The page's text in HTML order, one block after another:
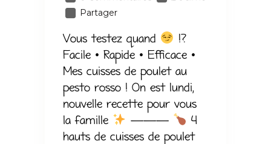
Partager
Vous testez quand
!?
Facile • Rapide • Efficace •
Mes cuisses de poulet au
pesto rosso ! On est lundi,
nouvelle recette pour vous
la famille
———
4
hauts de cuisses de poulet